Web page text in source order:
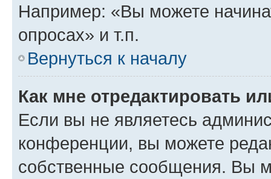
Например: «Вы можете
опросах» и т.п.
Вернуться к началу
Как мне отредактировать
Если вы не являетесь
конференции, вы можете
собственные сообщения. Вы